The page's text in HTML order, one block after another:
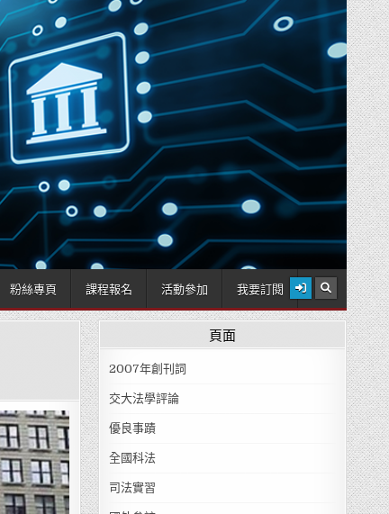
2026 年 8 月 9 日
粉絲專頁 課程報名 活動參加 我要訂閱
頁面
2007年創刊詞
交大法學評論
優良事蹟
全國科法
司法實習